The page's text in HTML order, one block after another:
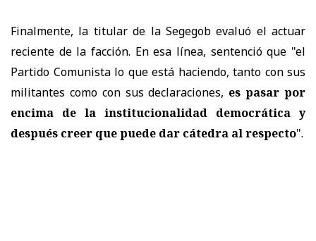
Finalmente, la titular de la Segegob evaluó el actuar
reciente de la facción. En esa línea, sentenció que "el
Partido Comunista lo que está haciendo, tanto con sus
militantes como con sus declaraciones, es pasar por
encima de la institucionalidad democrática y
después creer que puede dar cátedra al respecto".